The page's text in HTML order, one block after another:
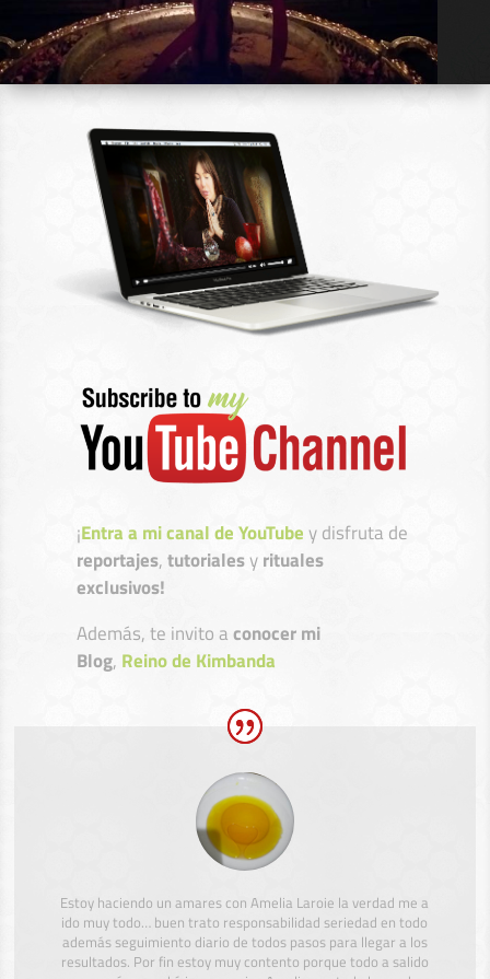
¡Entra a mi canal de YouTubey disfruta de
reportajes,tutorialesyrituales
exclusivos!
Además, te invito aconocer mi
Blog, Reino de Kimbanda
Estoy haciendo un amares con Amelia Laroie la verdad me a
ido muy todo… buen trato responsabilidad seriedad en todo
además seguimiento diario de todos pasos para llegar a los
resultados. Por fin estoy muy contento porque todo a salido